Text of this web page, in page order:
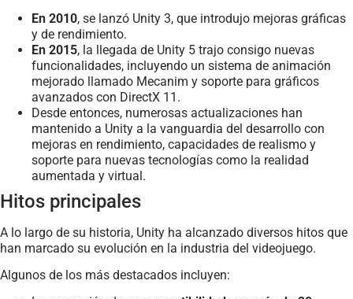
En 2010, se lanzó Unity 3, que introdujo mejoras gráficas
y de rendimiento.
En 2015, la llegada de Unity 5 trajo consigo nuevas
funcionalidades, incluyendo un sistema de animación
mejorado llamado Mecanim y soporte para gráficos
avanzados con DirectX 11.
Desde entonces, numerosas actualizaciones han
mantenido a Unity a la vanguardia del desarrollo con
mejoras en rendimiento, capacidades de realismo y
soporte para nuevas tecnologías como la realidad
aumentada y virtual.
Hitos principales
A lo largo de su historia, Unity ha alcanzado diversos hitos que
han marcado su evolución en la industria del videojuego.
Algunos de los más destacados incluyen: